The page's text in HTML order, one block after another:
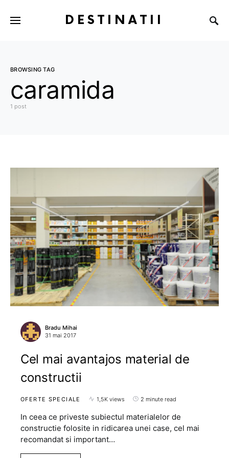
DESTINATII
BROWSING TAG
caramida
1 post
Bradu Mihai
31 mai 2017
Cel mai avantajos material de
constructii
OFERTE SPECIALE 1,5K views 2 minute read
In ceea ce priveste subiectul materialelor de
constructie folosite in ridicarea unei case, cel mai
recomandat si important…